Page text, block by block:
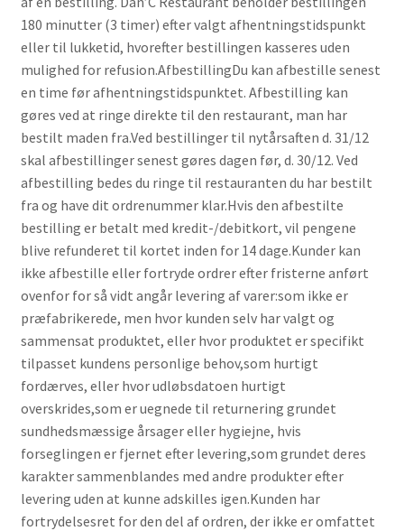
180 minutter (3 timer) efter valgt afhentningstidspunkt
eller til lukketid, hvorefter bestillingen kasseres uden
mulighed for refusion.AfbestillingDu kan afbestille senest
en time før afhentningstidspunktet. Afbestilling kan
gøres ved at ringe direkte til den restaurant, man har
bestilt maden fra.Ved bestillinger til nytårsaften d. 31/12
skal afbestillinger senest gøres dagen før, d. 30/12. Ved
afbestilling bedes du ringe til restauranten du har bestilt
fra og have dit ordrenummer klar.Hvis den afbestilte
bestilling er betalt med kredit-/debitkort, vil pengene
blive refunderet til kortet inden for 14 dage.Kunder kan
ikke afbestille eller fortryde ordrer efter fristerne anført
ovenfor for så vidt angår levering af varer:som ikke er
præfabrikerede, men hvor kunden selv har valgt og
sammensat produktet, eller hvor produktet er specifikt
tilpasset kundens personlige behov,som hurtigt
fordærves, eller hvor udløbsdatoen hurtigt
overskrides,som er uegnede til returnering grundet
sundhedsmæssige årsager eller hygiejne, hvis
forseglingen er fjernet efter levering,som grundet deres
karakter sammenblandes med andre produkter efter
levering uden at kunne adskilles igen.Kunden har
fortrydelsesret for den del af ordren, der ikke er omfattet